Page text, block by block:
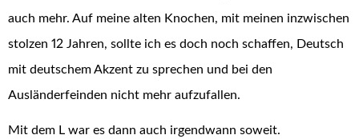
auch mehr. Auf meine alten Knochen, mit meinen inzwischen
stolzen 12 Jahren, sollte ich es doch noch schaffen, Deutsch
mit deutschem Akzent zu sprechen und bei den
Ausländerfeinden nicht mehr aufzufallen.
Mit dem L war es dann auch irgendwann soweit.